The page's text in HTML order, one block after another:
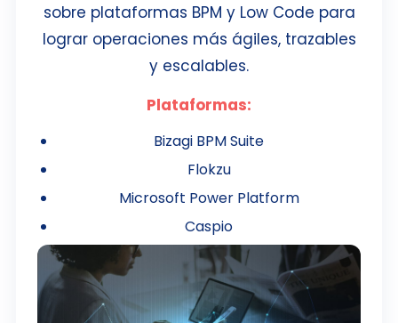
sobre plataformas BPM y Low Code para
lograr operaciones más ágiles, trazables
y escalables.
Plataformas:
Bizagi BPM Suite
Flokzu
Microsoft Power Platform
Caspio